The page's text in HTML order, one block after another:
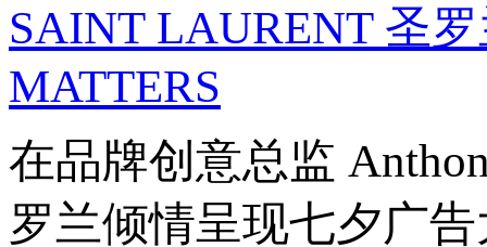
SAINT LAURENT 圣
MATTERS
在品牌创意总监
罗兰倾情呈现七夕广